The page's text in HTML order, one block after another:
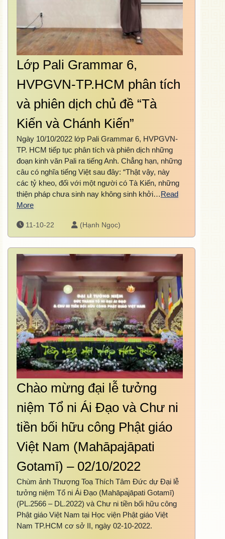
Lớp Pali Grammar 6,
HVPGVN-TP.HCM phân tích
và phiên dịch chủ đề “Tà
Kiến và Chánh Kiến”
Ngày 10/10/2022 lớp Pali Grammar 6, HVPGVN-
TP. HCM tiếp tục phân tích và phiên dịch những
đoạn kinh văn Pali ra tiếng Anh. Chẳng hạn, những
câu có nghĩa tiếng Việt sau đây: “Thật vậy, này
các tỷ kheo, đối với một người có Tà Kiến, những
thiện pháp chưa sinh nay không sinh khởi…Read
More
11-10-22 (Hạnh Ngọc)
Chào mừng đại lễ tưởng
niệm Tổ ni Ái Đạo và Chư ni
tiền bối hữu công Phật giáo
Việt Nam (Mahāpajāpati
Gotamī) – 02/10/2022
Chùm ảnh Thượng Toạ Thích Tâm Đức dự Đại lễ
tưởng niệm Tổ ni Ái Đạo (Mahāpajāpati Gotamī)
(PL.2566 – DL.2022) và Chư ni tiền bối hữu công
Phật giáo Việt Nam tại Học viện Phật giáo Việt
Nam TP.HCM cơ sở II, ngày 02-10-2022.